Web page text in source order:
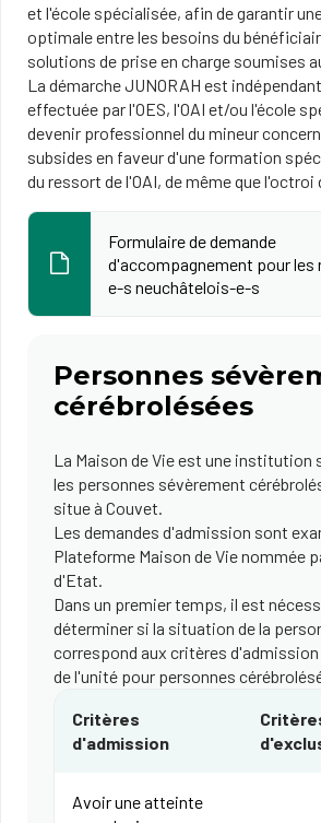
et l'école spécialisée, afin de garantir
optimale entre les besoins du
solutions de prise en charge soumises
La démarche JUNORAH est
effectuée par l'OES, l'OAI et/ou l'école
devenir professionnel du mineur
subsides en faveur d'une formation
du ressort de l'OAI, de même que l'octroi
Formulaire de demande
d'accompagnement pour les
e-s neuchâtelois-e-s
Personnes
cérébrolésées
La Maison de Vie est une institution
les personnes sévèrement
situe à Couvet.
Les demandes d'admission sont
Plateforme Maison de Vie nommée
d'Etat.
Dans un premier temps, il est
déterminer si la situation de la
correspond aux critères
de l'unité pour personnes
Critères
d'admission
Avoir une atteinte